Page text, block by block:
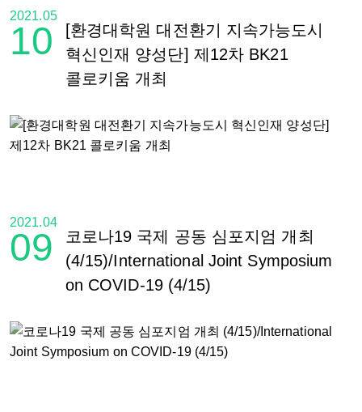
2021.05
10
[환경대학원 대전환기 지속가능도시
혁신인재 양성단] 제12차 BK21
콜로키움 개최
2021.04
09
코로나19 국제 공동 심포지엄 개최
(4/15)/International Joint Symposium
on COVID-19 (4/15)